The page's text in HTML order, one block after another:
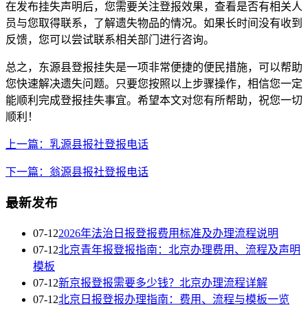
在发布挂失声明后，您需要关注登报效果，查看是否有相关人
员与您取得联系，了解遗失物品的情况。如果长时间没有收到
反馈，您可以尝试联系相关部门进行咨询。
总之，东源县登报挂失是一项非常便捷的便民措施，可以帮助
您快速解决遗失问题。只要您按照以上步骤操作，相信您一定
能顺利完成登报挂失事宜。希望本文对您有所帮助，祝您一切
顺利！
上一篇：乳源县报社登报电话
下一篇：翁源县报社登报电话
最新发布
07-122026年法治日报登报费用标准及办理流程说明
07-12北京青年报登报指南：北京办理费用、流程及声明
模板
07-12新京报登报需要多少钱？北京办理流程详解
07-12北京日报登报办理指南：费用、流程与模板一览